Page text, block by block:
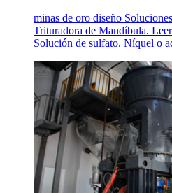
minas de oro diseño
Trituradora de Mandíbula.
Solución de sulfato. Níquel o